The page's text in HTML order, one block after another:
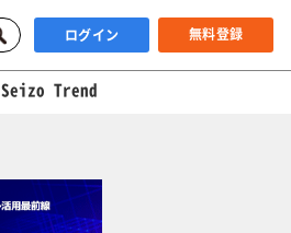
ログイン 無料登録
Seizo Trend